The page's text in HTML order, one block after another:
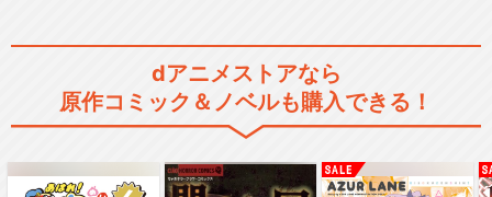
dアニメストアなら
原作コミック＆ノベルも購入できる！